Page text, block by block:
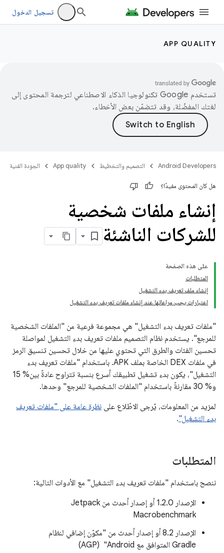
تسجيل الدخول
APP QUALITY
تستخدم Google تكنولوجيا الذكاء الاصطناعي لترجمة المحتوى إلى
لغتك المفضّلة، وقد تتضمّن بعض الأخطاء.
Android Developers التصميم والتخطيط App quality الجودة الفنية
هل كان المحتوى مفيدًا؟
إنشاء ملفات شخصية
للشركات الناشئة
على هذه الصفحة
المتطلبات
إنشاء ملف تعريف بدء التشغيل
اعتبارات يجب مراعاتها عند إنشاء ملفات تعريف بدء التشغيل
"ملفات تعريف بدء التشغيل" هي مجموعة فرعية من "الملفات الشخصية
للمرجع". يستخدم نظام التصميم ملفات تعريف بدء التشغيل لمواصلة
تحسين الفئات والطرق التي تحتوي عليها من خلال تحسين تنسيق الرمز
في ملفات DEX الخاصة بملف APK. باستخدام "ملفات تعريف بدء
التشغيل"، يكون بدء تشغيل تطبيقك أسرع بنسبة تتراوح عادةً بين% 15
و% 30 مقارنةً باستخدام "الملفات الشخصية للمرجع" وحدها.
لمزيد من المعلومات، يُرجى الاطّلاع على نظرة عامة على "ملفات تعريف
بدء التشغيل".
المتطلبات
ننصح باستخدام "ملفات تعريف بدء التشغيل" مع الأدوات التالية:
الإصدار 1.2.0 أو إصدار أحدث من Jetpack
Macrobenchmark
الإصدار 8.2 أو إصدار أحدث من "مكوّن إضافي لنظام
Gradle المتوافق مع Android" ‏ (AGP)